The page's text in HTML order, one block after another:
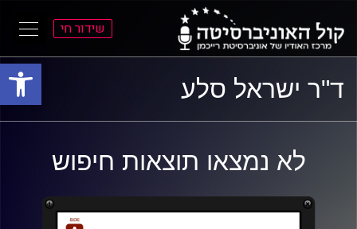
פתח
התפריט
הראשי
התוכן
הראשי
שידור חי
ד"ר ישראל סלע
לא נמצאו תוצאות חיפוש